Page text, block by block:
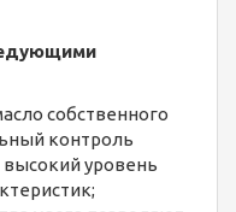
собственного
контроль
уровень